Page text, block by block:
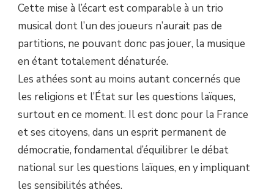
Cette mise à l’écart est comparable à un trio
musical dont l’un des joueurs n’aurait pas de
partitions, ne pouvant donc pas jouer, la musique
en étant totalement dénaturée.
Les athées sont au moins autant concernés que
les religions et l’État sur les questions laïques,
surtout en ce moment. Il est donc pour la France
et ses citoyens, dans un esprit permanent de
démocratie, fondamental d’équilibrer le débat
national sur les questions laïques, en y impliquant
les sensibilités athées.